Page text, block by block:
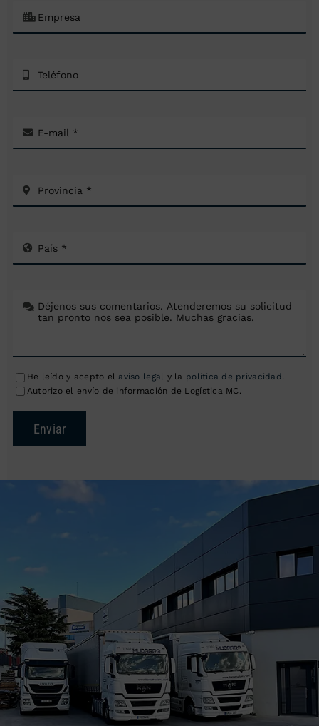
He leído y acepto el aviso legal y la política de privacidad .
Autorizo el envío de información de Logística MC.
Enviar